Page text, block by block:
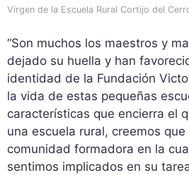
Virgen de la Escuela Rural Cortijo del
“Son muchos los maestros y
dejado su huella y han
identidad de la Fundación
la vida de estas pequeñas
características que encierra el
una escuela rural, creemos
comunidad formadora en la
sentimos implicados en su